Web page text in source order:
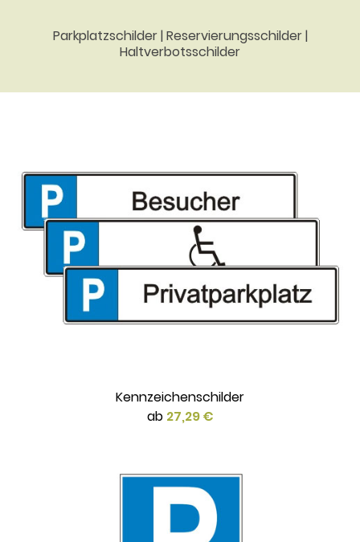
Parkplatzschilder | Reservierungsschilder |
Haltverbotsschilder
Kennzeichenschilder
ab 27,29 €